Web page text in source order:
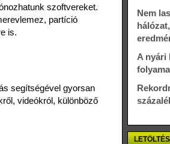
szoftvereket.
partíció
is.
segítségével gyorsan
videókról, különböző
Nem
A nyári